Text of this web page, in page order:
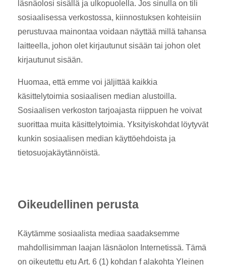
läsnäolosi sisällä ja ulkopuolella. Jos sinulla on tili
sosiaalisessa verkostossa, kiinnostuksen kohteisiin
perustuvaa mainontaa voidaan näyttää millä tahansa
laitteella, johon olet kirjautunut sisään tai johon olet
kirjautunut sisään.
Huomaa, että emme voi jäljittää kaikkia
käsittelytoimia sosiaalisen median alustoilla.
Sosiaalisen verkoston tarjoajasta riippuen he voivat
suorittaa muita käsittelytoimia. Yksityiskohdat löytyvät
kunkin sosiaalisen median käyttöehdoista ja
tietosuojakäytännöistä.
Oikeudellinen perusta
Käytämme sosiaalista mediaa saadaksemme
mahdollisimman laajan läsnäolon Internetissä. Tämä
on oikeutettu etu Art. 6 (1) kohdan f alakohta Yleinen